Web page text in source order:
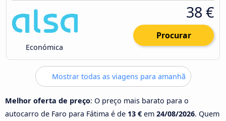
Económica
38 €
Procurar
Mostrar todas as viagens para amanhã
Melhor oferta de preço: O preço mais barato para o
autocarro de Faro para Fátima é de 13 € em 24/08/2026. Quem